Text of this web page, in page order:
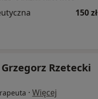
150 zł
Rzetecki
· Więcej